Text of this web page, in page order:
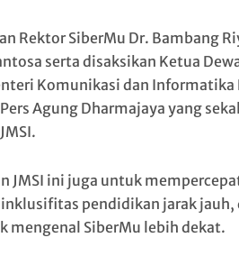
Rektor SiberMu Dr. Bambang
serta disaksikan Ketua
Komunikasi dan Informatika
Agung Dharmajaya yang
JMSI ini juga untuk
pendidikan jarak jauh,
SiberMu lebih dekat.